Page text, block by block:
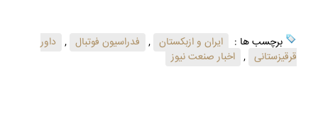
برچسب ها : ایران و ازبکستان , فدراسیون فوتبال , داور
قرقیزستانی , اخبار صنعت نیوز